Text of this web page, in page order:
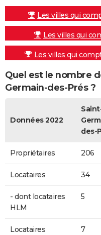
Les villes qui
Les villes qui
Les villes qui
Quel est le nombre
Germain-des-Prés ?
Données 2022
des-
Propriétaires 206
Locataires 34
- dont locataires
HLM
5
Locataires
7